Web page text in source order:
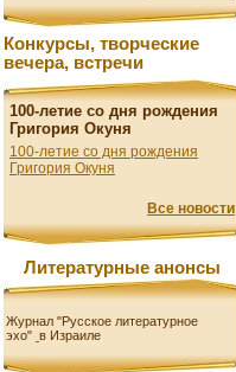
Конкурсы, творческие
вечера, встречи
100-летие со дня рождения
Григория Окуня
100-летие со дня рождения
Григория Окуня
Все новости
Литературные анонсы
Журнал "Русское литературное
эхо" в Израиле